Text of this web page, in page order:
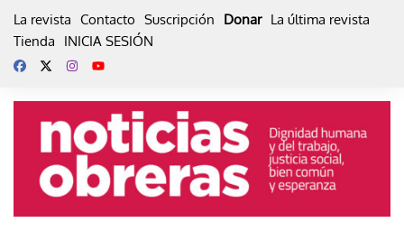
La revista Contacto Suscripción Donar La última revista
Tienda
INICIA SESIÓN